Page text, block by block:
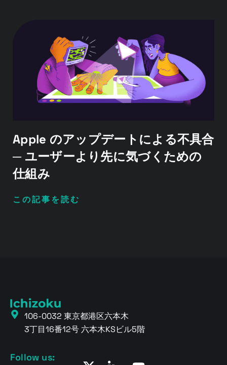
Apple のアップデートによる不具合
─ ユーザーより先に気づくための
仕組み
この記事を読む
106-0032 東京都港区六本木
3丁目16番12号 六本木KSビル5階
Follow us: